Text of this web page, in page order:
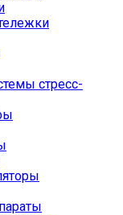
стресс-